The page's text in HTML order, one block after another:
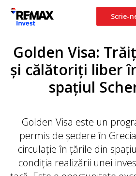
Scrie-
Golden Visa:
și călătoriți liber
spațiul
Golden Visa este un
permis de ședere în
circulație în țările din
condiția realizării unei